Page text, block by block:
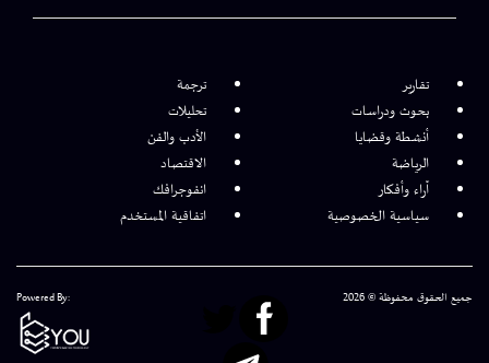
تقارير
ترجمة
بحوث ودراسات
تحليلات
أنشطة وقضايا
الأدب والفن
الرياضة
الاقتصاد
آراء وأفكار
انفوجرافك
سياسية الخصوصية
اتفاقية المستخدم
جميع الحقوق محفوظة © 2026 Powered By: